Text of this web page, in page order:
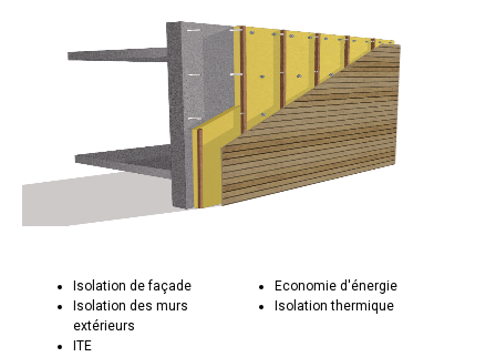
Isolation de façade
Isolation des murs
extérieurs
ITE
Economie d'énergie
Isolation thermique